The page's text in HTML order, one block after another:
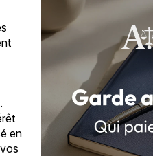
en